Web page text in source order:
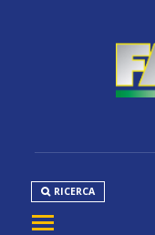
RICERCA